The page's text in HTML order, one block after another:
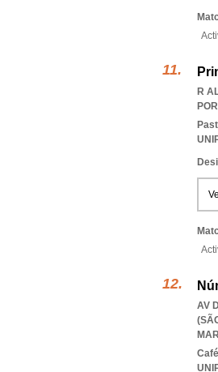
R
AV